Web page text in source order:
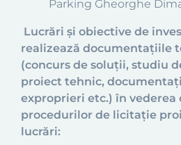
Parking Gheorghe
Lucrări și obiective de
realizează documentaţiile
(concurs de soluții, studiu
proiect tehnic,
exproprieri etc.) în vederea
procedurilor de licitaţie
lucrări: